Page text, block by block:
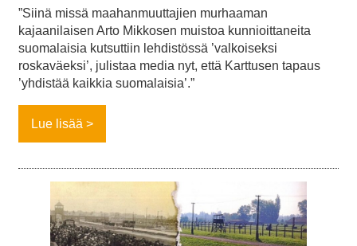
”Siinä missä maahanmuuttajien murhaaman
kajaanilaisen Arto Mikkosen muistoa kunnioittaneita
suomalaisia kutsuttiin lehdistössä ’valkoiseksi
roskaväeksi’, julistaa media nyt, että Karttusen tapaus
’yhdistää kaikkia suomalaisia’.”
Lue lisää